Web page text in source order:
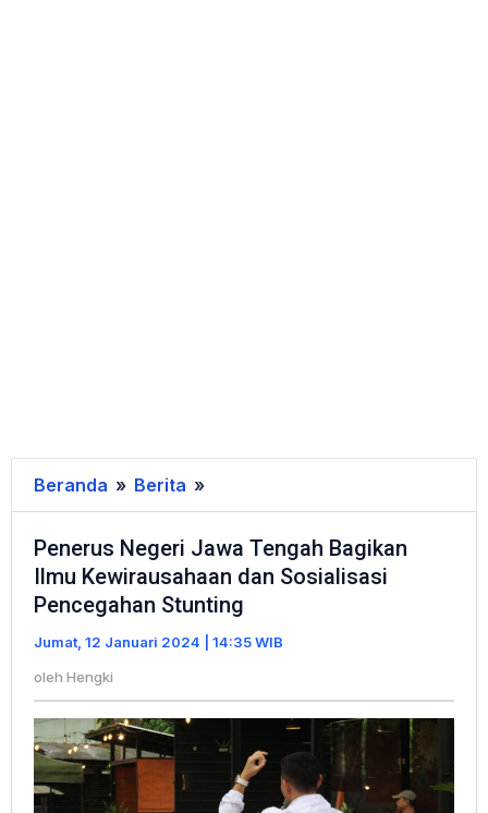
Beranda » Berita »
Negeri
Jawa
Tengah
Bagikan
Ilmu
dan
Sosialisasi
Pencegahan
Stunting
Penerus Negeri Jawa Tengah Bagikan
Ilmu Kewirausahaan dan Sosialisasi
Pencegahan Stunting
Jumat, 12 Januari 2024 | 14:35 WIB
oleh Hengki